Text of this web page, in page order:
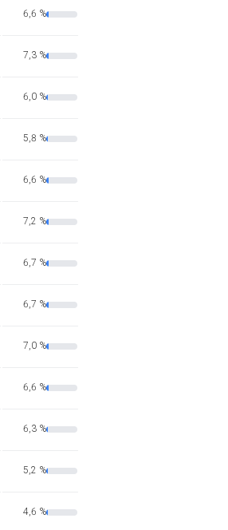
6,6 %
7,3 %
6,0 %
5,8 %
6,6 %
7,2 %
6,7 %
6,7 %
7,0 %
6,6 %
6,3 %
5,2 %
4,6 %